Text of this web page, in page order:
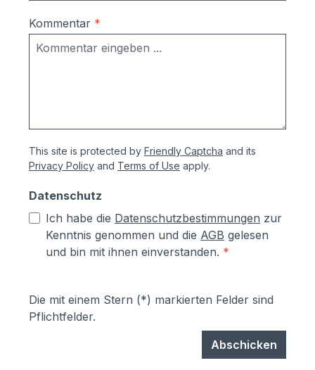
Durchrostung.Korrosionsschutzmaßnahm
en (Angaben vom Hersteller):- Kästen aus
sendzimierverzinktem Stahl (verfombar
phosphatiert, Aluminiumteile chromfrei
chromatiert- Zusätzlich erhalten alle
eloxierte Oberflächen, eine
lösungsmittelfreie Pulverlackierung (z.T.
auch Kunststoffbeschichtung genannt) mit
Polyesterpulver in Fassadenqualität, dies
mindestens ca. 70 µm
Kommentar *
This site is protected by Friendly Captcha and its
Privacy Policy and Terms of Use apply.
Datenschutz
Ich habe die Datenschutzbestimmungen zur
Kenntnis genommen und die AGB gelesen
und bin mit ihnen einverstanden. *
Die mit einem Stern (*) markierten Felder sind
Pflichtfelder.
Abschicken